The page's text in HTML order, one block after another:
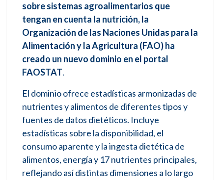
sobre sistemas agroalimentarios que
tengan en cuenta la nutrición, la
Organización de las Naciones Unidas para la
Alimentación y la Agricultura (FAO) ha
creado un nuevo dominio en el portal
FAOSTAT.
El dominio ofrece estadísticas armonizadas de
nutrientes y alimentos de diferentes tipos y
fuentes de datos dietéticos. Incluye
estadísticas sobre la disponibilidad, el
consumo aparente y la ingesta dietética de
alimentos, energía y 17 nutrientes principales,
reflejando así distintas dimensiones a lo largo